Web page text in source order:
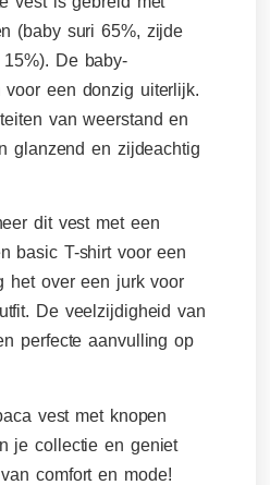
(baby suri 65%, zijde
De baby-
voor een donzig uiterlijk.
van weerstand en
glanzend en zijdeachtig
dit vest met een
basic T-shirt voor een
het over een jurk voor
De veelzijdigheid van
perfecte aanvulling op
vest met knopen
je collectie en geniet
comfort en mode!